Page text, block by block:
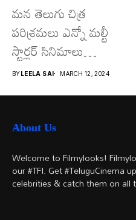
మన తెలుగు చిత్ర
పరిశ్రమలు ఎన్నో మల్టీ
స్టార్లర్ సినిమాలు
వచ్చాయి.. కొన్ని సినిమాలు
అయితే...
BY LEELA SAI MARCH 12, 2024
About Us
Welcome to Filmylooks!
our #TFI. Get #TeluguCinema
celebrities & catch them on all